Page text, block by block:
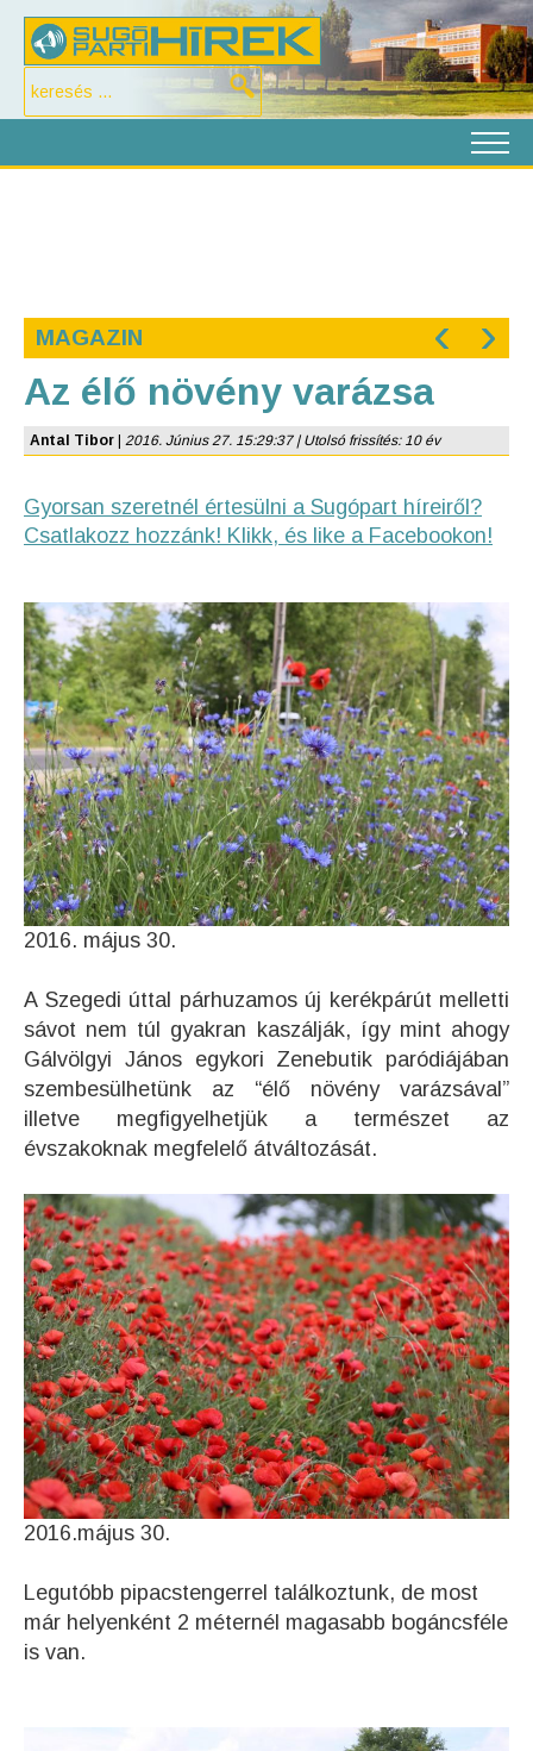
MAGAZIN ‹ ›
Az élő növény varázsa
Antal Tibor 2016. Június 27. 15:29:37 | Utolsó frissítés: 10 év
Gyorsan szeretnél értesülni a Sugópart híreiről?
Csatlakozz hozzánk! Klikk, és like a Facebookon!
2016. május 30.
A Szegedi úttal párhuzamos új kerékpárút melletti
sávot nem túl gyakran kaszálják, így mint ahogy
Gálvölgyi János egykori Zenebutik paródiájában
szembesülhetünk az “élő növény varázsával”
illetve megfigyelhetjük a természet az
évszakoknak megfelelő átváltozását.
2016.május 30.
Legutóbb pipacstengerrel találkoztunk, de most
már helyenként 2 méternél magasabb bogáncsféle
is van.